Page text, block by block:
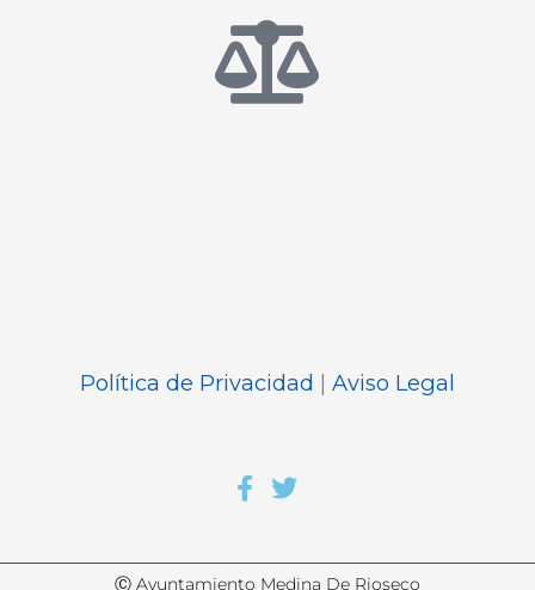
Política de Privacidad | Aviso Legal
Ⓒ Ayuntamiento Medina De Rioseco